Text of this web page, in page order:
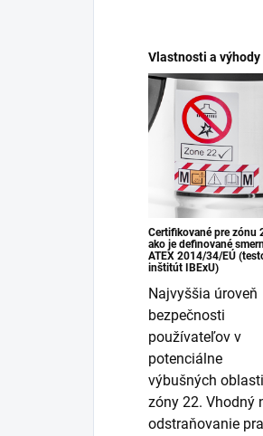
Vlastnosti a výhody
Certifikované pre zónu
ako je definované
ATEX 2014/34/EÚ
inštitút IBExU)
Najvyššia úroveň
bezpečnosti
používateľov v
potenciálne
výbušných
zóny 22. Vhodný
odstraňovanie